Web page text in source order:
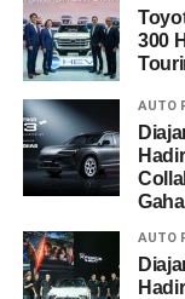
300
AUTO
AUTO